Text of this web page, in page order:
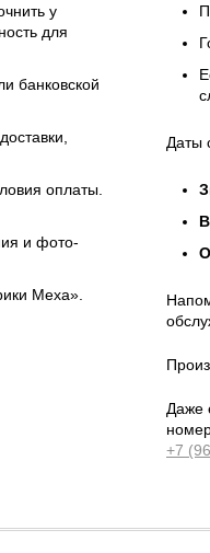
у
для
банковской
оплаты.
и фото-
Меха».
Даты
Даже
+7